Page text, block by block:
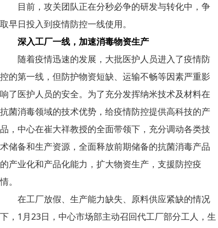
目前，攻关团队正在分秒必争的研发与转化中，争
取早日投入到疫情防控一线使用。
深入工厂一线，加速消毒物资生产
随着疫情迅速的发展，大批医护人员进入了疫情防
控的第一线，但防护物资短缺、运输不畅等因素严重影
响了医护人员的安全。为了充分发挥纳米技术及材料在
抗菌消毒领域的技术优势，给疫情防控提供高科技的产
品，中心在崔大祥教授的全面带领下，充分调动各类技
术储备和生产资源，全面释放前期储备的抗菌消毒产品
的产业化和产品化能力，扩大物资生产，支援防控疫
情。
在工厂放假、生产能力缺失、原料供应紧缺的情况
下，1月23日，中心市场部主动召回代工厂部分工人，生